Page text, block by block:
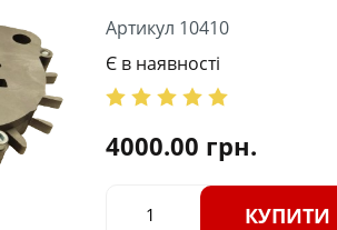
Артикул 10410
Є в наявності
4000.00 грн.
КУПИТИ